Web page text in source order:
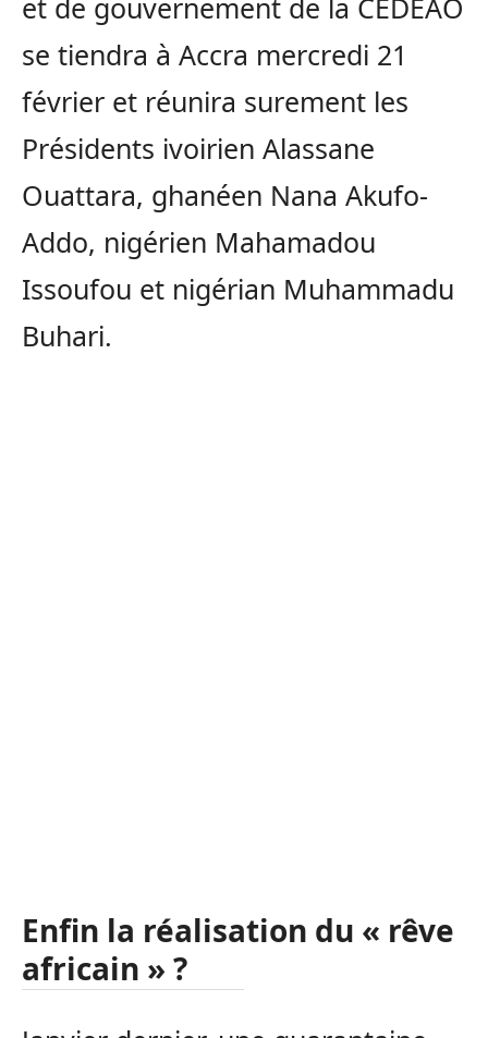
et de gouvernement de la CEDEAO
se tiendra à Accra mercredi 21
février et réunira surement les
Présidents ivoirien Alassane
Ouattara, ghanéen Nana Akufo-
Addo, nigérien Mahamadou
Issoufou et nigérian Muhammadu
Buhari.
Enfin la réalisation du « rêve
africain » ?